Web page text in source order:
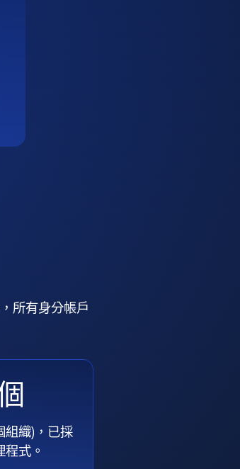
所有身分帳戶
組織)，已採
程式。